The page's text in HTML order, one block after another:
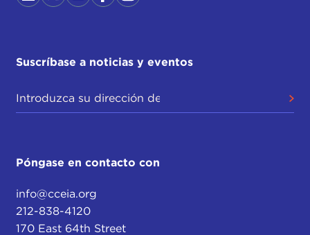
Suscríbase a noticias y eventos
Póngase en contacto con
info@cceia.org
212-838-4120
170 East 64th Street